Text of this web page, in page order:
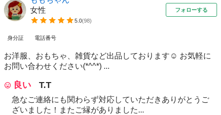
女性
5.0(98)
フォローする
身分証 電話番号
お洋服、おもちゃ、雑貨など出品しております☺︎ お気軽に
お問い合わせください(*^^*) ...
良い T.T
急なご連絡にも関わらず対応していただきありがとうご
ざいました！またご縁がありました...